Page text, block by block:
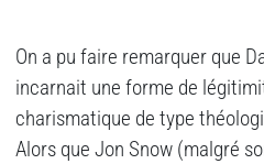
On a pu faire remarquer que
incarnait une forme de
charismatique de type
Alors que Jon Snow (malgré